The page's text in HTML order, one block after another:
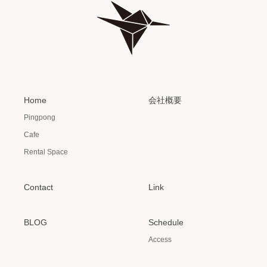
Home
Pingpong
Cafe
Rental Space
会社概要
Contact Link
BLOG Schedule
Access